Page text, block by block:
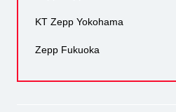
KT Zepp Yokohama
Zepp Fukuoka